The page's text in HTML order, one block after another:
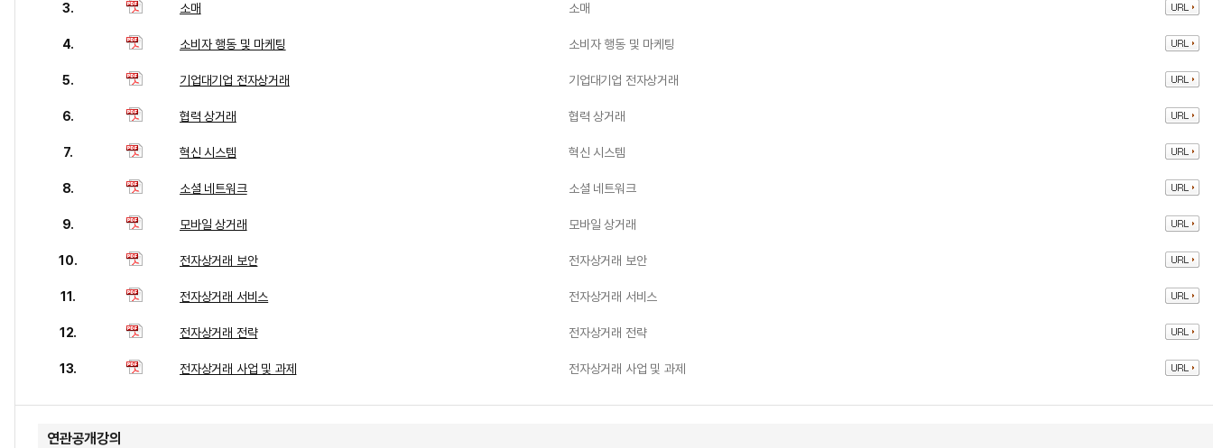
3. 소매 소매
4. 소비자 행동 및 마케팅 소비자 행동 및 마케팅
5. 기업대기업 전자상거래 기업대기업 전자상거래
6. 협력 상거래 협력 상거래
7. 혁신 시스템 혁신 시스템
8. 소셜 네트워크 소셜 네트워크
9. 모바일 상거래 모바일 상거래
10. 전자상거래 보안 전자상거래 보안
11. 전자상거래 서비스 전자상거래 서비스
12. 전자상거래 전략 전자상거래 전략
13. 전자상거래 사업 및 과제 전자상거래 사업 및 과제
연관공개강의